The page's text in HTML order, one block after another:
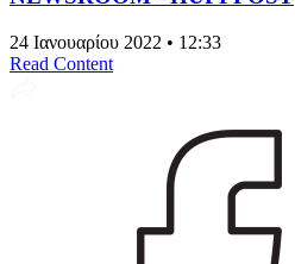
24 Ιανουαρίου 2022 • 12:33
Read Content